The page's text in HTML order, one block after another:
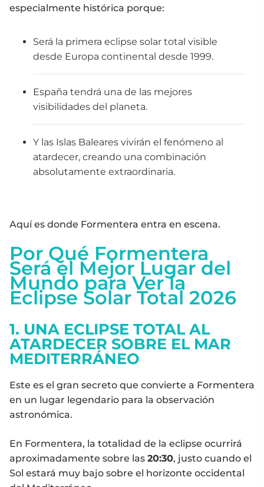
especialmente histórica porque:
Será la primera eclipse solar total visible
desde Europa continental desde 1999.
España tendrá una de las mejores
visibilidades del planeta.
Y las Islas Baleares vivirán el fenómeno al
atardecer, creando una combinación
absolutamente extraordinaria.
Aquí es donde Formentera entra en escena.
Por Qué Formentera
Será el Mejor Lugar del
Mundo para Ver la
Eclipse Solar Total 2026
1. UNA ECLIPSE TOTAL AL
ATARDECER SOBRE EL MAR
MEDITERRÁNEO
Este es el gran secreto que convierte a Formentera
en un lugar legendario para la observación
astronómica.
En Formentera, la totalidad de la eclipse ocurrirá
aproximadamente sobre las 20:30, justo cuando el
Sol estará muy bajo sobre el horizonte occidental